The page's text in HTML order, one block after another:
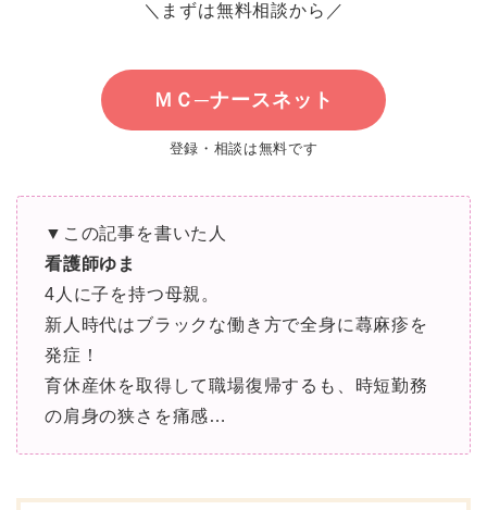
＼まずは無料相談から／
ＭＣ─ナースネット
登録・相談は無料です
▼この記事を書いた人
看護師ゆま
4人に子を持つ母親。
新人時代はブラックな働き方で全身に蕁麻疹を
発症！
育休産休を取得して職場復帰するも、時短勤務
の肩身の狭さを痛感…